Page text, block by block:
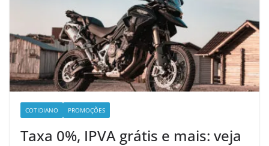
COTIDIANO PROMOÇÕES
Taxa 0%, IPVA grátis e mais: veja